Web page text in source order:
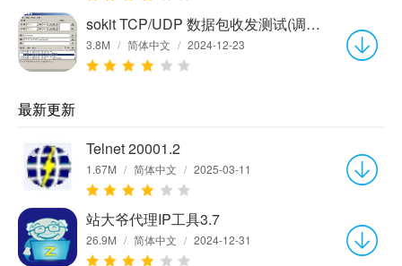
sokit TCP/UDP 数据包收发测试(调试)工具(Win32)1.3
3.8M / 简体中文 / 2024-12-23
最新更新
Telnet 20001.2
1.67M / 简体中文 / 2025-03-11
站大爷代理IP工具3.7
26.9M / 简体中文 / 2024-12-31